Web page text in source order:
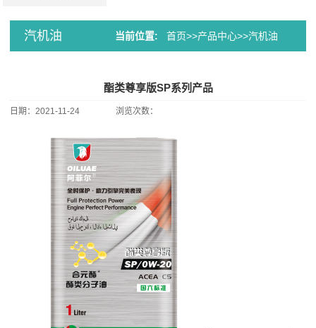
汽机油 当前位置: 首页>>产品中心>>汽机油
酯类尊享版SP系列产品
日期：2021-11-24 浏览次数：